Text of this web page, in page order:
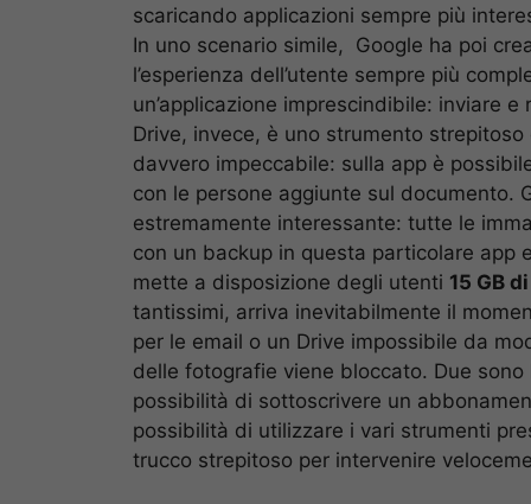
scaricando applicazioni sempre più
In uno scenario simile, Google ha poi
l’esperienza dell’utente sempre più
un’applicazione imprescindibile: inviare
Drive, invece, è uno strumento
davvero impeccabile: sulla app è
con le persone aggiunte sul documento.
estremamente interessante: tutte le
con un backup in questa particolare app
mette a disposizione degli utenti 15 GB
tantissimi, arriva inevitabilmente il
per le email o un Drive impossibile da
delle fotografie viene bloccato. Due
possibilità di sottoscrivere un
possibilità di utilizzare i vari strumenti
trucco strepitoso per intervenire